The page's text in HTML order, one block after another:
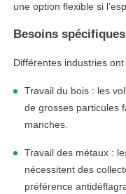
une option flexible si
Besoins
Différentes industries
Travail du bois : les
de grosses particules
manches.
Travail des métaux :
nécessitent des
préférence